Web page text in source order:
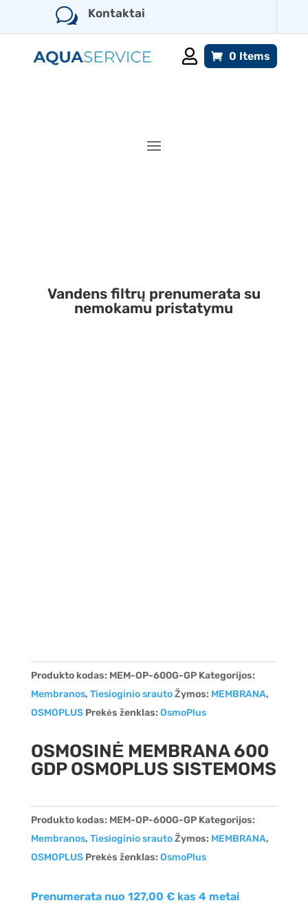
w Kontaktai
 0 Items
Vandens filtrų prenumerata su
nemokamu pristatymu
Produkto kodas: MEM-OP-600G-GP Kategorijos:
Membranos, Tiesioginio srautoŽymos: MEMBRANA,
OSMOPLUS Prekės ženklas: OsmoPlus
OSMOSINĖ MEMBRANA 600
GDP OSMOPLUS SISTEMOMS
Produkto kodas: MEM-OP-600G-GP Kategorijos:
Membranos, Tiesioginio srautoŽymos: MEMBRANA,
OSMOPLUS Prekės ženklas: OsmoPlus
Prenumerata nuo 127,00 €kas 4 metai